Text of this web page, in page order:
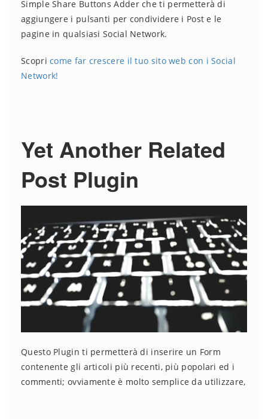
Simple Share Buttons Adder che ti permetterà di
aggiungere i pulsanti per condividere i Post e le
pagine in qualsiasi Social Network.
Scopri come far crescere il tuo sito web con i Social
Network!
Yet Another Related
Post Plugin
Questo Plugin ti permetterà di inserire un Form
contenente gli articoli più recenti, più popolari ed i
commenti; ovviamente è molto semplice da utilizzare,